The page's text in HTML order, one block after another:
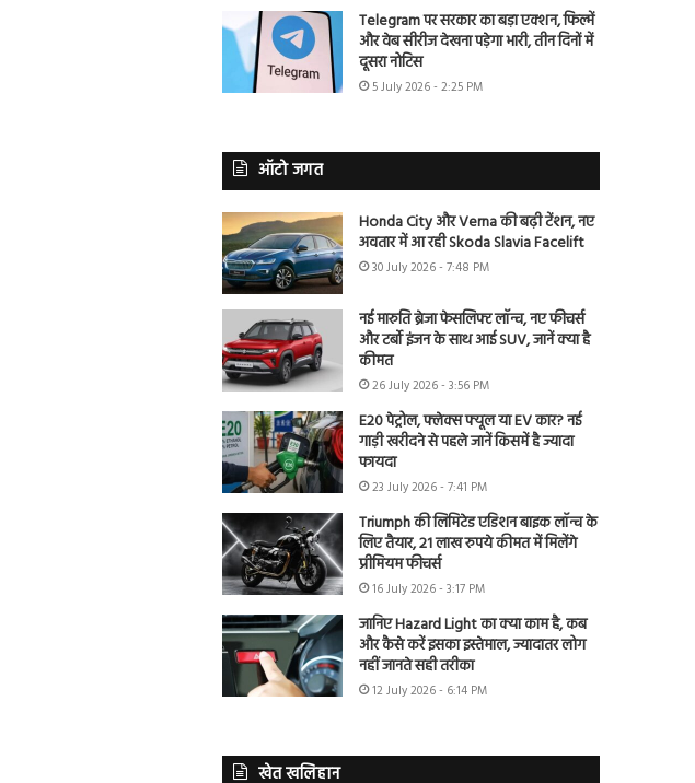
Telegram पर सरकार का बड़ा एक्शन, फिल्में
और वेब सीरीज देखना पड़ेगा भारी, तीन दिनों में
दूसरा नोटिस
5 July 2026 - 2:25 PM
ऑटो जगत
Honda City और Verna की बढ़ी टेंशन, नए
अवतार में आ रही Skoda Slavia Facelift
30 July 2026 - 7:48 PM
नई मारुति ब्रेजा फेसलिफ्ट लॉन्च, नए फीचर्स
और टर्बो इंजन के साथ आई SUV, जानें क्या है
कीमत
26 July 2026 - 3:56 PM
E20 पेट्रोल, फ्लेक्स फ्यूल या EV कार? नई
गाड़ी खरीदने से पहले जानें किसमें है ज्यादा
फायदा
23 July 2026 - 7:41 PM
Triumph की लिमिटेड एडिशन बाइक लॉन्च के
लिए तैयार, 21 लाख रुपये कीमत में मिलेंगे
प्रीमियम फीचर्स
16 July 2026 - 3:17 PM
जानिए Hazard Light का क्या काम है, कब
और कैसे करें इसका इस्तेमाल, ज्यादातर लोग
नहीं जानते सही तरीका
12 July 2026 - 6:14 PM
खेत खलिहान